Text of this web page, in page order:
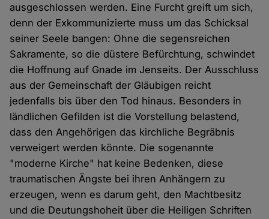
ausgeschlossen werden. Eine Furcht greift um sich,
denn der Exkommunizierte muss um das Schicksal
seiner Seele bangen: Ohne die segensreichen
Sakramente, so die düstere Befürchtung, schwindet
die Hoffnung auf Gnade im Jenseits. Der Ausschluss
aus der Gemeinschaft der Gläubigen reicht
jedenfalls bis über den Tod hinaus. Besonders in
ländlichen Gefilden ist die Vorstellung belastend,
dass den Angehörigen das kirchliche Begräbnis
verweigert werden könnte. Die sogenannte
"moderne Kirche" hat keine Bedenken, diese
traumatischen Ängste bei ihren Anhängern zu
erzeugen, wenn es darum geht, den Machtbesitz
und die Deutungshoheit über die Heiligen Schriften